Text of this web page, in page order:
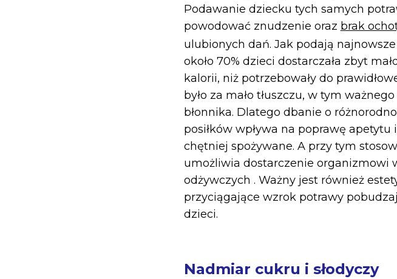
Podawanie dziecku tych samych
powodować znudzenie oraz brak
ulubionych dań. Jak podają
około 70% dzieci dostarczała zbyt
kalorii, niż potrzebowały do
było za mało tłuszczu, w tym
błonnika. Dlatego dbanie o
posiłków wpływa na poprawę
chętniej spożywane. A przy tym
umożliwia dostarczenie organizmowi
odżywczych . Ważny jest również
przyciągające wzrok potrawy
dzieci.
Nadmiar cukru i słodyczy